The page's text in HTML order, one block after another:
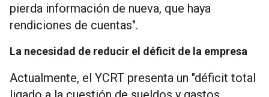
pierda información de nueva, que haya
rendiciones de cuentas".
La necesidad de reducir el déficit de la empresa
Actualmente, el YCRT presenta un "déficit total